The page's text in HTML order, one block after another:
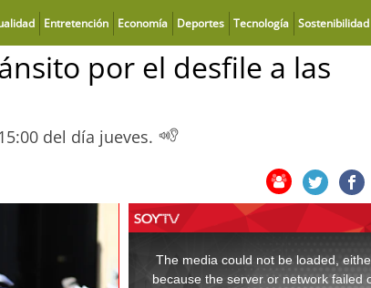
Entretención Economía Deportes Tecnología Sostenibilidad
por el desfile a las
del día jueves.
window.
The media could not be loaded,
because the server or network failed